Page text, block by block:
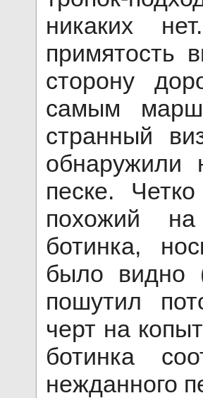
никаких
примятость
сторону
самым
странный
обнаружили
песке.
похожий на
ботинка,
было видно
пошутил
черт на
ботинка
нежданного